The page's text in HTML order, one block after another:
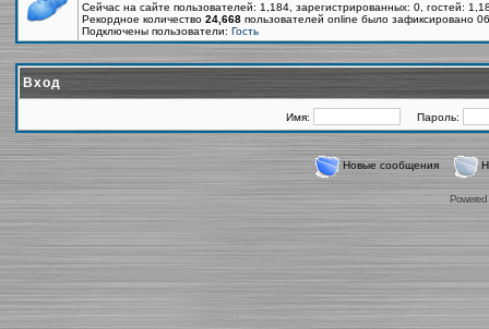
Сейчас на сайте пользователей: 1,184, зарегистрированных: 0, гостей:
Рекордное количество 24,668 пользователей online было зафиксировано
Подключены пользователи: Гость
Вход
Имя: Пароль:
Новые сообщения